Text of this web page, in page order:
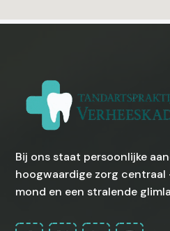
Bij ons staat persoonlijke
hoogwaardige zorg
mond en een stralende